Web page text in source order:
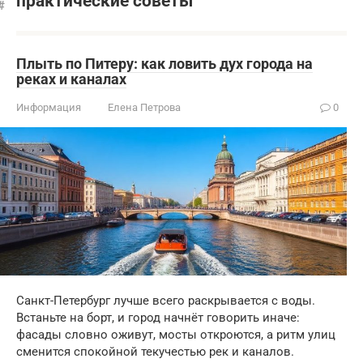
Плыть по Питеру: как ловить дух города на
реках и каналах
Информация Елена Петрова 0
Санкт-Петербург лучше всего раскрывается с воды.
Встаньте на борт, и город начнёт говорить иначе:
фасады словно оживут, мосты откроются, а ритм улиц
сменится спокойной текучестью рек и каналов.